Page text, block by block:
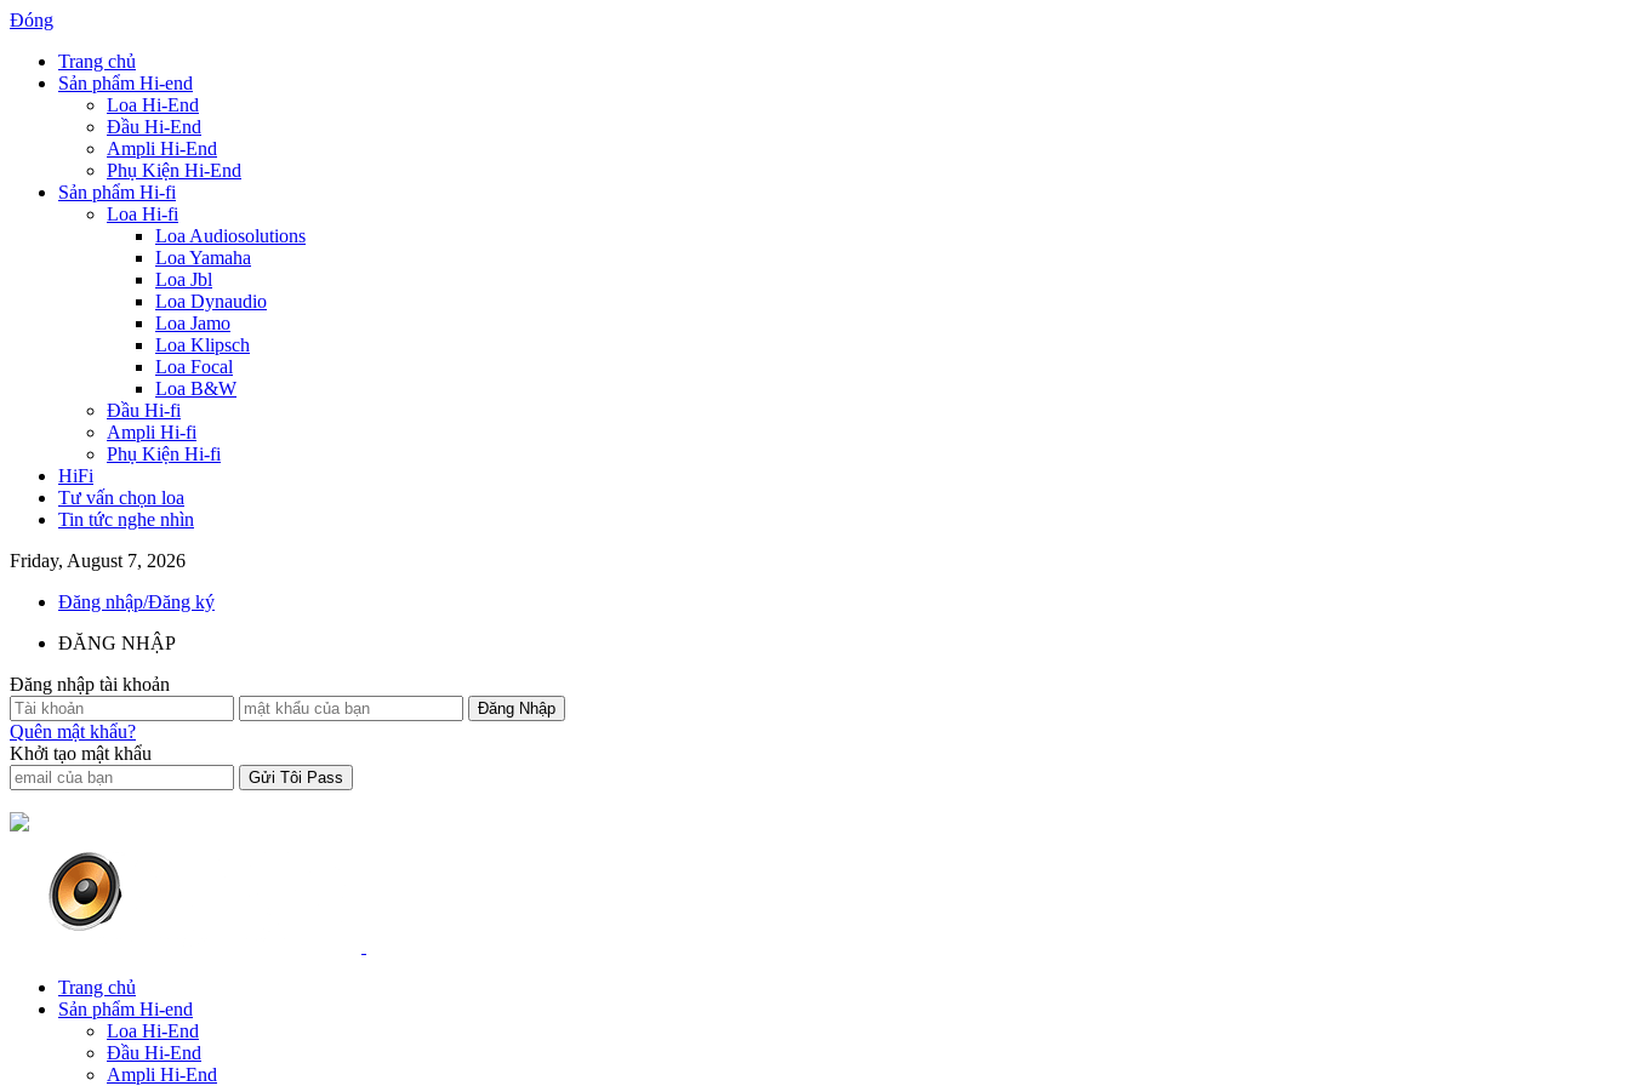
Đóng
Trang chủ
Sản phẩm Hi-end
Loa Hi-End
Đầu Hi-End
Ampli Hi-End
Phụ Kiện Hi-End
Sản phẩm Hi-fi
Loa Hi-fi
Loa Audiosolutions
Loa Yamaha
Loa Jbl
Loa Dynaudio
Loa Jamo
Loa Klipsch
Loa Focal
Loa B&W
Đầu Hi-fi
Ampli Hi-fi
Phụ Kiện Hi-fi
HiFi
Tư vấn chọn loa
Tin tức nghe nhìn
Friday, August 7, 2026
Đăng nhập/Đăng ký
ĐĂNG NHẬP
Đăng nhập tài khoản
Quên mật khẩu?
Khởi tạo mật khẩu
Trang chủ
Sản phẩm Hi-end
Loa Hi-End
Đầu Hi-End
Ampli Hi-End